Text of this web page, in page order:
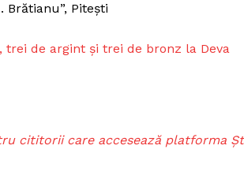
Brătianu”, Pitești
de argint și trei de bronz la Deva
cititorii care accesează platforma